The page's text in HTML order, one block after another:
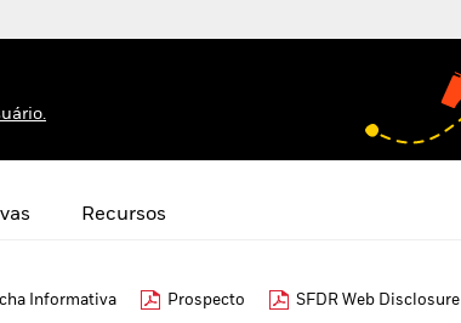
Recursos
Informativa Prospecto SFDR Web Disclosure